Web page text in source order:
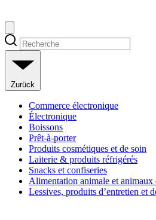
Zurück
Commerce électronique
Électronique
Boissons
Prêt-à-porter
Produits cosmétiques et de soin
Laiterie & produits réfrigérés
Snacks et confiseries
Alimentation animale et animaux
Lessives, produits d’entretien et